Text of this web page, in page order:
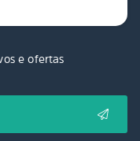
e ofertas